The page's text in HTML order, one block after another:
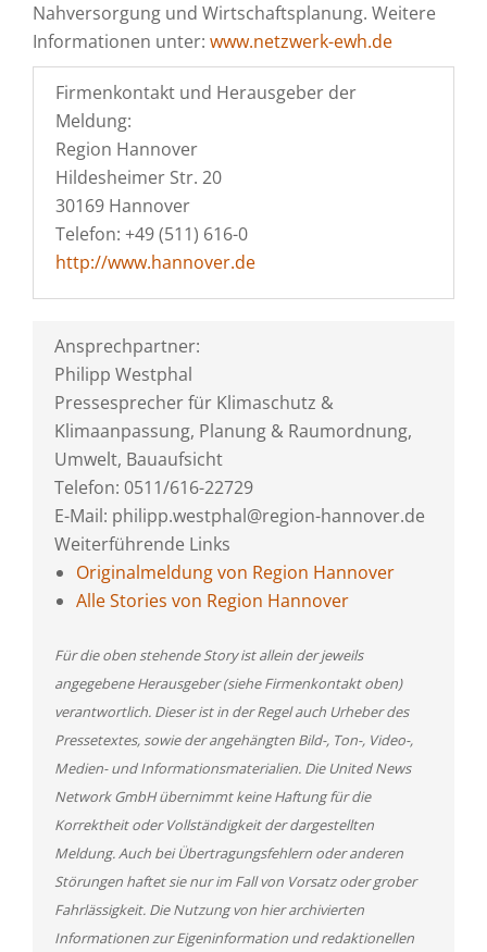
Nahversorgung und Wirtschaftsplanung. Weitere
Informationen unter: www.netzwerk-ewh.de
Firmenkontakt und Herausgeber der
Meldung:
Region Hannover
Hildesheimer Str. 20
30169 Hannover
Telefon: +49 (511) 616-0
http://www.hannover.de
Ansprechpartner:
Philipp Westphal
Pressesprecher für Klimaschutz &
Klimaanpassung, Planung & Raumordnung,
Umwelt, Bauaufsicht
Telefon: 0511/616-22729
E-Mail: philipp.westphal@region-hannover.de
Weiterführende Links
Originalmeldung von Region Hannover
Alle Stories von Region Hannover
Für die oben stehende Story ist allein der jeweils
angegebene Herausgeber (siehe Firmenkontakt oben)
verantwortlich. Dieser ist in der Regel auch Urheber des
Pressetextes, sowie der angehängten Bild-, Ton-, Video-,
Medien- und Informationsmaterialien. Die United News
Network GmbH übernimmt keine Haftung für die
Korrektheit oder Vollständigkeit der dargestellten
Meldung. Auch bei Übertragungsfehlern oder anderen
Störungen haftet sie nur im Fall von Vorsatz oder grober
Fahrlässigkeit. Die Nutzung von hier archivierten
Informationen zur Eigeninformation und redaktionellen